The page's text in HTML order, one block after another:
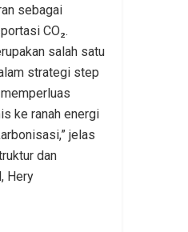
sebagai
CO₂.
salah satu
strategi step
ke ranah energi
jelas
dan
Hery